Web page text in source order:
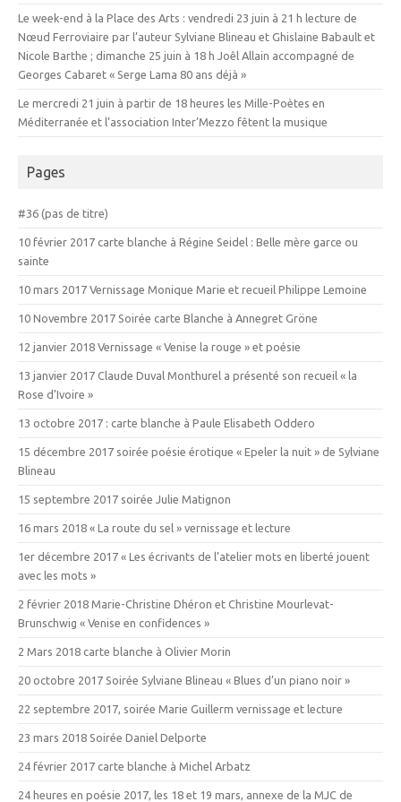
Le week-end à la Place des Arts : vendredi 23 juin à 21 h lecture de
Nœud Ferroviaire par l’auteur Sylviane Blineau et Ghislaine Babault et
Nicole Barthe ; dimanche 25 juin à 18 h Joêl Allain accompagné de
Georges Cabaret « Serge Lama 80 ans déjà »
Le mercredi 21 juin à partir de 18 heures les Mille-Poètes en
Méditerranée et l’association Inter’Mezzo fêtent la musique
Pages
#36 (pas de titre)
10 février 2017 carte blanche à Régine Seidel : Belle mère garce ou
sainte
10 mars 2017 Vernissage Monique Marie et recueil Philippe Lemoine
10 Novembre 2017 Soirée carte Blanche à Annegret Gröne
12 janvier 2018 Vernissage « Venise la rouge » et poésie
13 janvier 2017 Claude Duval Monthurel a présenté son recueil « la
Rose d’Ivoire »
13 octobre 2017 : carte blanche à Paule Elisabeth Oddero
15 décembre 2017 soirée poésie érotique « Epeler la nuit » de Sylviane
Blineau
15 septembre 2017 soirée Julie Matignon
16 mars 2018 « La route du sel » vernissage et lecture
1er décembre 2017 « Les écrivants de l’atelier mots en liberté jouent
avec les mots »
2 février 2018 Marie-Christine Dhéron et Christine Mourlevat-
Brunschwig « Venise en confidences »
2 Mars 2018 carte blanche à Olivier Morin
20 octobre 2017 Soirée Sylviane Blineau « Blues d’un piano noir »
22 septembre 2017, soirée Marie Guillerm vernissage et lecture
23 mars 2018 Soirée Daniel Delporte
24 février 2017 carte blanche à Michel Arbatz
24 heures en poésie 2017, les 18 et 19 mars, annexe de la MJC de